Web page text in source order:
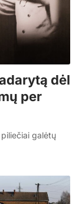
dėl
per
galėtų